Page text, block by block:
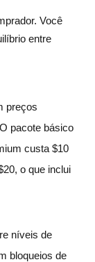
Você
entre
preços
pacote básico
custa $10
o que inclui
níveis de
bloqueios de